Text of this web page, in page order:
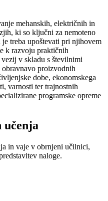
mehanskih, električnih in
ki so ključni za nemoteno
treba upoštevati pri njihovem
k razvoju praktičnih
v skladu s številnimi
proizvodnih
dobe, ekonomskega
varnosti ter trajnostnih
programske opreme
učenja
in vaje v obrnjeni učilnici,
naloge.